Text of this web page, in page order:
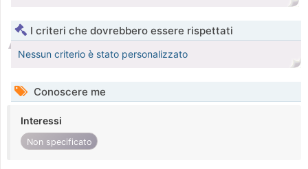
I criteri che dovrebbero essere rispettati
Nessun criterio è stato personalizzato
Conoscere me
Interessi
Non specificato